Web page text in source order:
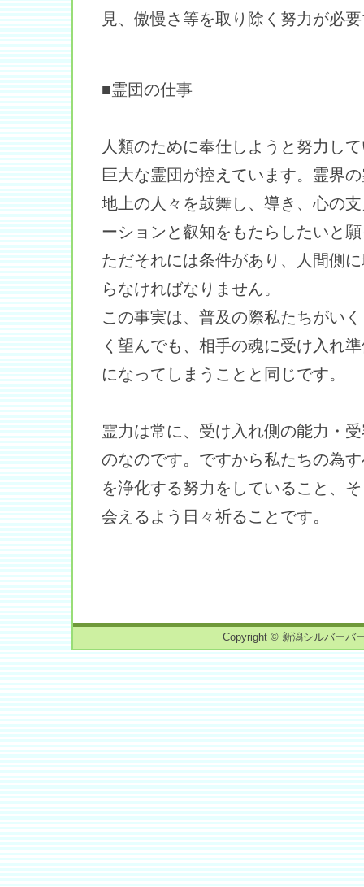
見、傲慢さ等を取り除く努力が必
■霊団の仕事
人類のために奉仕しようと努力し
巨大な霊団が控えています。霊界
地上の人々を鼓舞し、導き、心の
ーションと叡知をもたらしたいと
ただそれには条件があり、人間側
らなければなりません。
この事実は、普及の際私たちがい
く望んでも、相手の魂に受け入れ
になってしまうことと同じです。
霊力は常に、受け入れ側の能力・
のなのです。ですから私たちの為
を浄化する努力をしていること、
会えるよう日々祈ることです。
Copyright © 新潟シルバーバ